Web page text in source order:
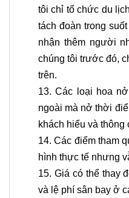
tôi chỉ tổ chức du
tách đoàn trong
nhận thêm người
chúng tôi trước đó,
trên.
13. Các loại hoa
ngoài mà nở thời
khách hiểu và thông
14. Các điểm tham
hình thực tế nhưng
15. Giá có thể thay
và lệ phí sân bay ở